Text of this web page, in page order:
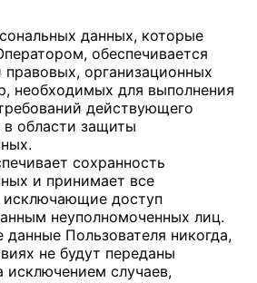
данных, которые
обеспечивается
правовых, организационных
необходимых для выполнения
действующего
в области защиты
сохранность
и принимает все
доступ
неуполномоченных лиц.
Пользователя никогда,
не будут переданы
исключением случаев,